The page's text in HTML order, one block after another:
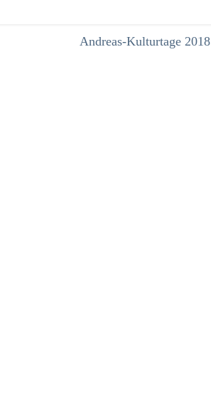
Andreas-Kulturtage 2018